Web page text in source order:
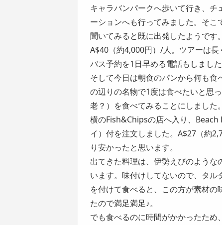
キャラバンパークへ歩いて行き、
ーションへも行ってみました。そ
聞いてみると既に出発したようです
A$40（約4,000円）/人。ツアーは
バス予約を1日早める電話もしました
そして今日は朝食のパンから何も
の辺りの名物で1度は食べたいと思
老？）を食べてみることにしまし
横のFish&Chipsの店へ入り、
イ）付を注文しました。A$27（約
り安かったと思います。
出てきた料理は、伊勢えびのよう
います。味付けしてないので、タ
を付けて食べると、この方が素材
たので満足満足♪。
でも食べるのに時間がかかったため